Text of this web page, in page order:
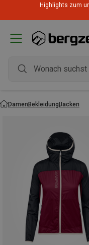
Highlights zum
DamenBekleidungJacken